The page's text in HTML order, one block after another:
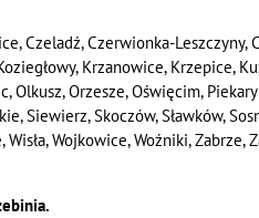
Czeladź, Czerwionka-Leszczyny,
Krzanowice, Krzepice,
Olkusz, Orzesze, Oświęcim,
Siewierz, Skoczów, Sławków,
Wojkowice, Woźniki, Zabrze,